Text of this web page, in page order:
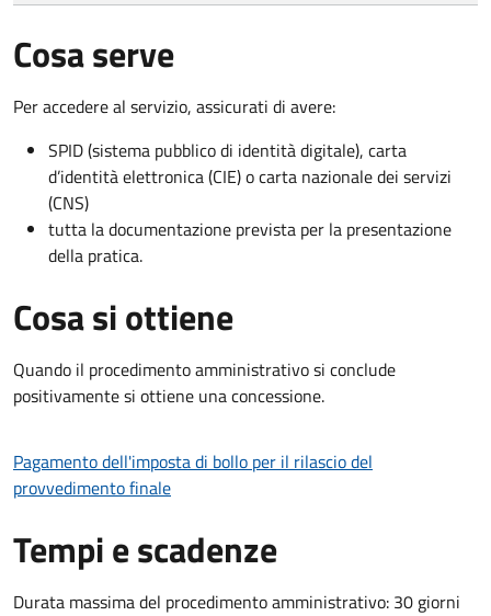
Cosa serve
Per accedere al servizio, assicurati di avere:
SPID (sistema pubblico di identità digitale), carta
d’identità elettronica (CIE) o carta nazionale dei servizi
(CNS)
tutta la documentazione prevista per la presentazione
della pratica.
Cosa si ottiene
Quando il procedimento amministrativo si conclude
positivamente si ottiene una concessione.
Pagamento dell'imposta di bollo per il rilascio del
provvedimento finale
Tempi e scadenze
Durata massima del procedimento amministrativo: 30 giorni